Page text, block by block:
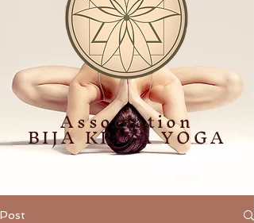
Association
BIJA KRIYA YOGA
Post